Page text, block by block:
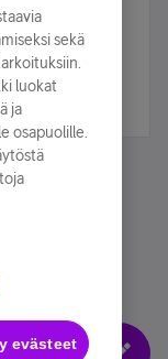
sekä
luokat
ja
osapuolille.
evästeet